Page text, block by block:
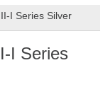
I Series Silver
I Series